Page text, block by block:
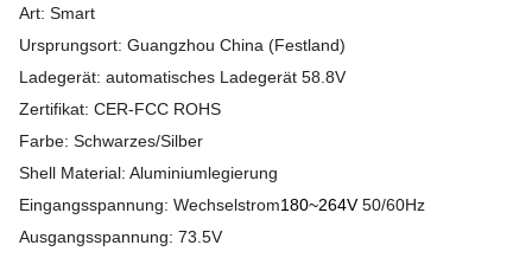
Art: Smart
Ursprungsort: Guangzhou China (Festland)
Ladegerät: automatisches Ladegerät 58.8V
Zertifikat: CER-FCC ROHS
Farbe: Schwarzes/Silber
Shell Material: Aluminiumlegierung
Eingangsspannung: Wechselstrom180~264V50/60Hz
Ausgangsspannung: 73.5V